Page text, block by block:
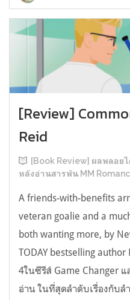
[Review]
Reid
[Book Review] ผลพลอย
หลังอ่านสารพัน MM
A friends-with-benefits
veteran goalie and a
both wanting more, by
TODAY bestselling
4ในซีรีส์ Game Changer
อ่าน ในที่สุดลำดับเรื่องกับ